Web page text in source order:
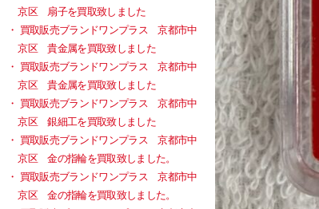
京区 扇子を買取致しました
買取販売ブランドワンプラス 京都市中
京区 貴金属を買取致しました
買取販売ブランドワンプラス 京都市中
京区 貴金属を買取致しました
買取販売ブランドワンプラス 京都市中
京区 銀細工を買取致しました
買取販売ブランドワンプラス 京都市中
京区 金の指輪を買取致しました。
買取販売ブランドワンプラス 京都市中
京区 金の指輪を買取致しました。